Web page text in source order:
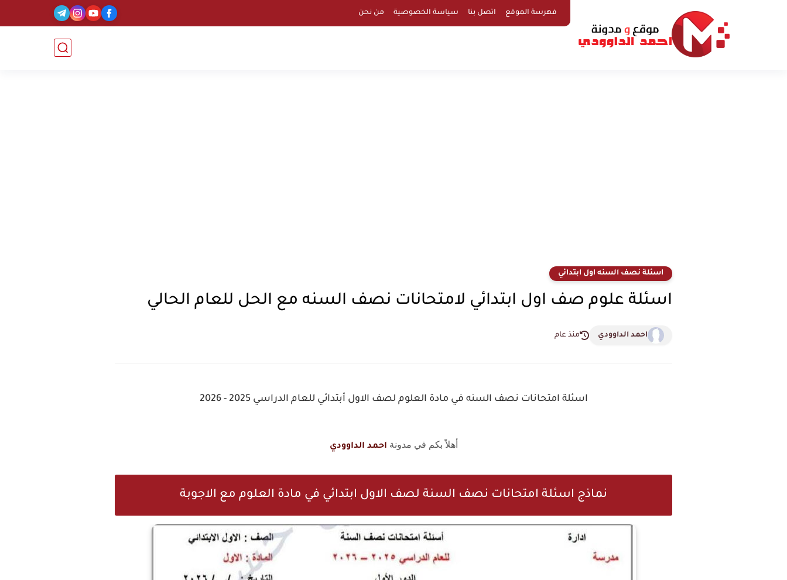
فهرسة الموقع اتصل بنا سياسة الخصوصية من نحن
اسئلة نصف السنه اول ابتدائي
اسئلة علوم صف اول ابتدائي لامتحانات نصف السنه مع الحل للعام الحالي
احمد الداوودي منذ عام
اسئلة امتحانات نصف السنه في مادة العلوم لصف الاول أبتدائي للعام الدراسي 2025 - 2026
أهلاً بكم في مدونة احمد الداوودي
نماذج اسئلة امتحانات نصف السنة لصف الاول ابتدائي في مادة العلوم مع الاجوبة